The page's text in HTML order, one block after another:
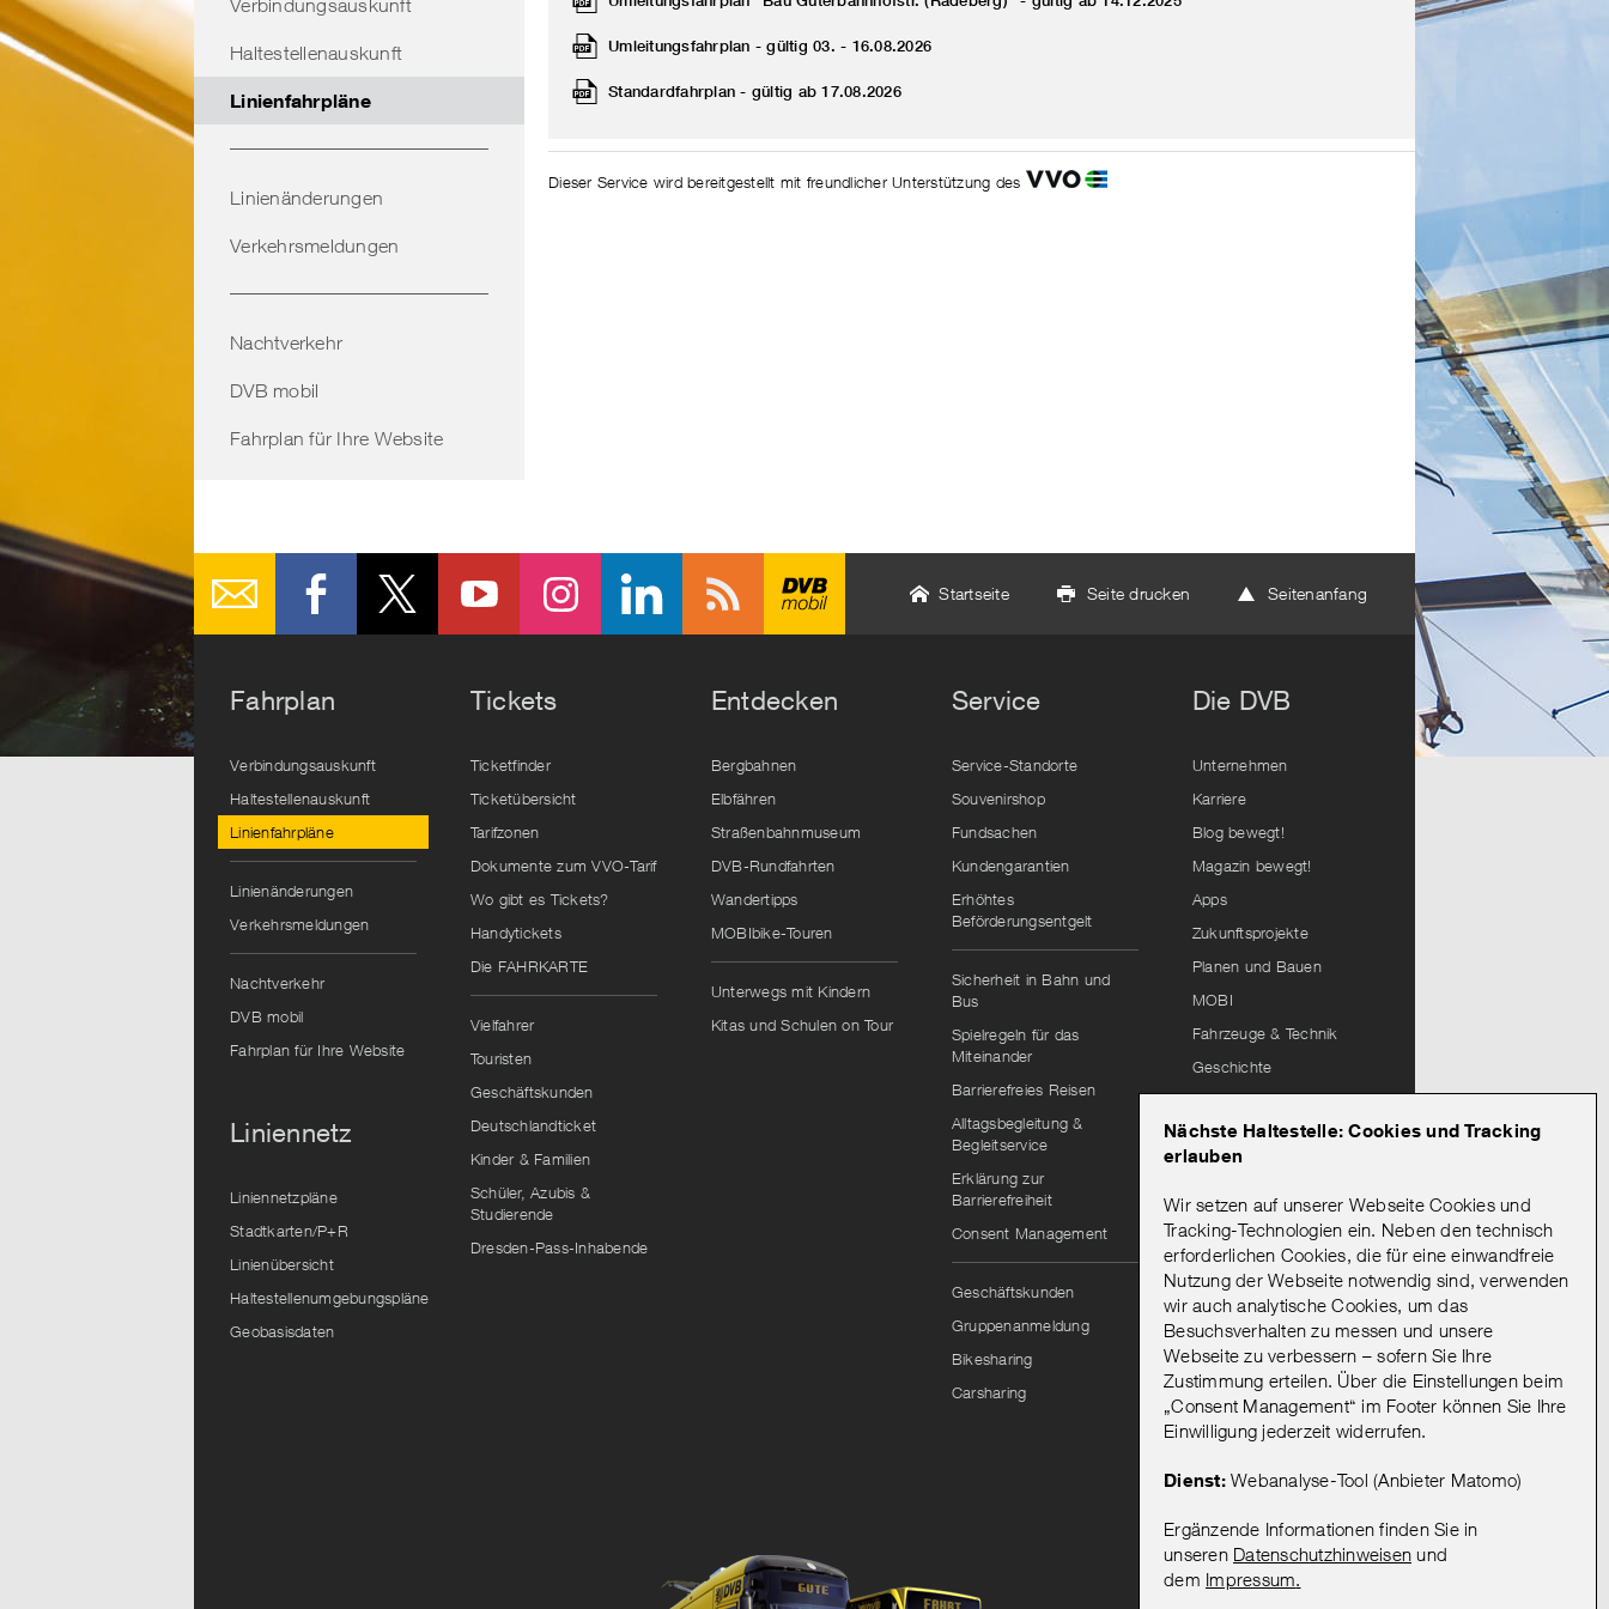
Nächste Haltestelle: Cookies und Tracking
erlauben
Wir setzen auf unserer Webseite Cookies und
Tracking-Technologien ein. Neben den technisch
erforderlichen Cookies, die für eine einwandfreie
Nutzung der Webseite notwendig sind, verwenden
wir auch analytische Cookies, um das
Besuchsverhalten zu messen und unsere
Webseite zu verbessern – sofern Sie Ihre
Zustimmung erteilen. Über die Einstellungen beim
„Consent Management“ im Footer können Sie Ihre
Einwilligung jederzeit widerrufen.
Dienst:Webanalyse-Tool (Anbieter Matomo)
Ergänzende Informationen finden Sie in
unseren Datenschutzhinweisen und
dem Impressum.
Verbindungsauskunft
Haltestellenauskunft
Linienfahrpläne
Linienänderungen
Verkehrsmeldungen
Nachtverkehr
DVB mobil
Fahrplan für Ihre Website
Umleitungsfahrplan - gültig 03. - 16.08.2026
Standardfahrplan - gültig ab 17.08.2026
Dieser Service wird bereitgestellt mit freundlicher Unterstützung des
Startseite Seite drucken Seitenanfang
Fahrplan
Verbindungsauskunft
Haltestellenauskunft
Linienfahrpläne
Linienänderungen
Verkehrsmeldungen
Nachtverkehr
DVB mobil
Fahrplan für Ihre Website
Liniennetz
Liniennetzpläne
Stadtkarten/P+R
Linienübersicht
Haltestellenumgebungspläne
Geobasisdaten
Tickets
Ticketfinder
Ticketübersicht
Tarifzonen
Dokumente zum VVO-Tarif
Wo gibt es Tickets?
Handytickets
Die FAHRKARTE
Vielfahrer
Touristen
Geschäftskunden
Deutschlandticket
Kinder & Familien
Schüler, Azubis &
Studierende
Dresden-Pass-Inhabende
Entdecken
Bergbahnen
Elbfähren
Straßenbahnmuseum
DVB-Rundfahrten
Wandertipps
MOBIbike-Touren
Unterwegs mit Kindern
Kitas und Schulen on Tour
Service
Service-Standorte
Souvenirshop
Fundsachen
Kundengarantien
Erhöhtes
Beförderungsentgelt
Sicherheit in Bahn und
Bus
Spielregeln für das
Miteinander
Barrierefreies Reisen
Alltagsbegleitung &
Begleitservice
Erklärung zur
Barrierefreiheit
Consent Management
Geschäftskunden
Gruppenanmeldung
Bikesharing
Carsharing
Die DVB
Unternehmen
Karriere
Blog bewegt!
Magazin bewegt!
Apps
Zukunftsprojekte
Planen und Bauen
MOBI
Fahrzeuge & Technik
Geschichte
Lieferantenportal
Leitungsauskunft
Mein Abo
Onlineportal Mein Abo
Mein Abo: Hinweise zur
Bestellung & Registrierung
Abonnements
Abo kündigen